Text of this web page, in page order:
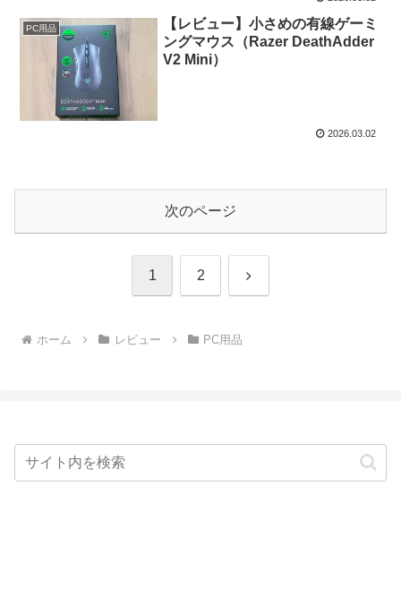
PC用品
【レビュー】小さめの有線ゲーミ
ングマウス（Razer DeathAdder
V2 Mini）
2026.03.02
次のページ
1 2 次
ホーム レビュー PC用品